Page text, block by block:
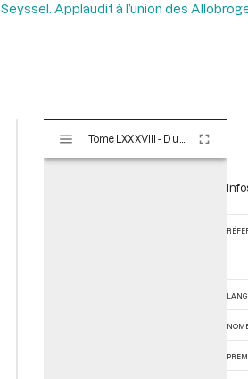
Applaudit à l’union des
s